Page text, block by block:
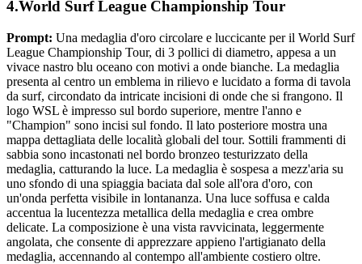
4.World Surf League Championship Tour
Prompt: Una medaglia d'oro circolare e luccicante per il World Surf
League Championship Tour, di 3 pollici di diametro, appesa a un
vivace nastro blu oceano con motivi a onde bianche. La medaglia
presenta al centro un emblema in rilievo e lucidato a forma di tavola
da surf, circondato da intricate incisioni di onde che si frangono. Il
logo WSL è impresso sul bordo superiore, mentre l'anno e
"Champion" sono incisi sul fondo. Il lato posteriore mostra una
mappa dettagliata delle località globali del tour. Sottili frammenti di
sabbia sono incastonati nel bordo bronzeo testurizzato della
medaglia, catturando la luce. La medaglia è sospesa a mezz'aria su
uno sfondo di una spiaggia baciata dal sole all'ora d'oro, con
un'onda perfetta visibile in lontananza. Una luce soffusa e calda
accentua la lucentezza metallica della medaglia e crea ombre
delicate. La composizione è una vista ravvicinata, leggermente
angolata, che consente di apprezzare appieno l'artigianato della
medaglia, accennando al contempo all'ambiente costiero oltre.